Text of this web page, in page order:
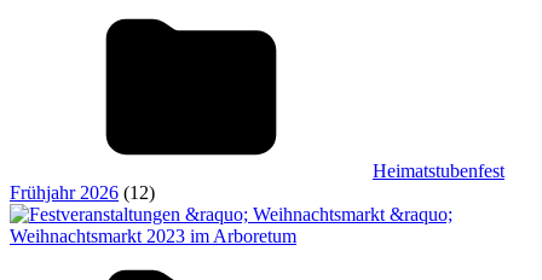
Heimatstubenfest
Frühjahr 2026 (12)